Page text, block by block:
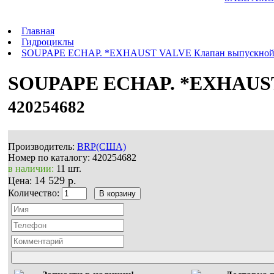
Главная
Гидроциклы
SOUPAPE ECHAP. *EXHAUST VALVE Клапан выпускной
SOUPAPE ECHAP.
420254682
Производитель: BRP(США)
Номер по каталогу: 420254682
в наличии: 11 шт.
Цена: 14 529 р.
Количество: